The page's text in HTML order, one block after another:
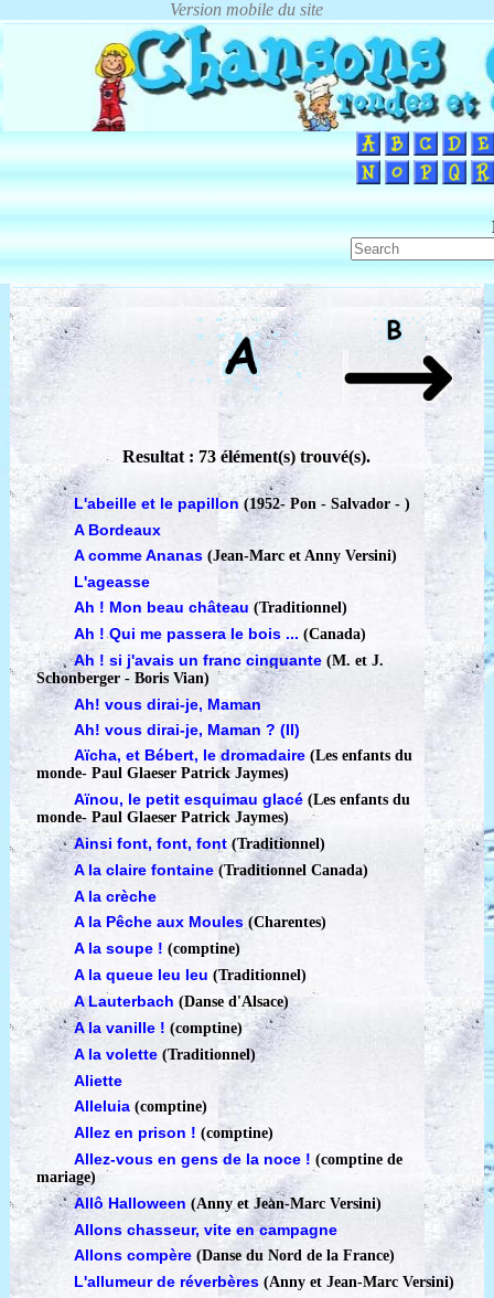
Resultat : 73 élément(s) trouvé(s).
L'abeille et le papillon (1952-Pon - Salvador - )
A Bordeaux
A comme Ananas(Jean-Marc et Anny Versini)
L'ageasse
Ah ! Mon beau château (Traditionnel)
Ah ! Qui me passera le bois ...(Canada)
Ah ! si j'avais un franc cinquante (M. et J.
Schonberger - Boris Vian)
Ah! vous dirai-je, Maman
Ah! vous dirai-je, Maman ? (II)
Aïcha, et Bébert, le dromadaire(Les enfants du
monde-Paul Glaeser Patrick Jaymes)
Aïnou, le petit esquimau glacé(Les enfants du
monde-Paul Glaeser Patrick Jaymes)
Ainsi font, font, font (Traditionnel)
A la claire fontaine(Traditionnel Canada)
A la crèche
A la Pêche aux Moules (Charentes)
A la soupe !(comptine)
A la queue leu leu(Traditionnel)
A Lauterbach (Danse d'Alsace)
A la vanille ! (comptine)
A la volette (Traditionnel)
Aliette
Alleluia (comptine)
Allez en prison !(comptine)
Allez-vous en gens de la noce !(comptine de
mariage)
Allô Halloween (Anny et Jean-Marc Versini)
Allons chasseur, vite en campagne
Allons compère(Danse du Nord de la France)
L'allumeur de réverbères (Anny et Jean-Marc Versini)